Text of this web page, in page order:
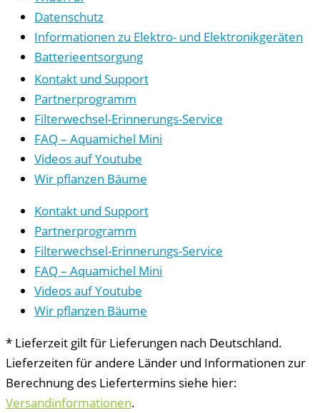
Datenschutz
Informationen zu Elektro- und Elektronikgeräten
Batterieentsorgung
Kontakt und Support
Partnerprogramm
Filterwechsel-Erinnerungs-Service
FAQ – Aquamichel Mini
Videos auf Youtube
Wir pflanzen Bäume
Kontakt und Support
Partnerprogramm
Filterwechsel-Erinnerungs-Service
FAQ – Aquamichel Mini
Videos auf Youtube
Wir pflanzen Bäume
* Lieferzeit gilt für Lieferungen nach Deutschland.
Lieferzeiten für andere Länder und Informationen zur
Berechnung des Liefertermins siehe hier:
Versandinformationen.